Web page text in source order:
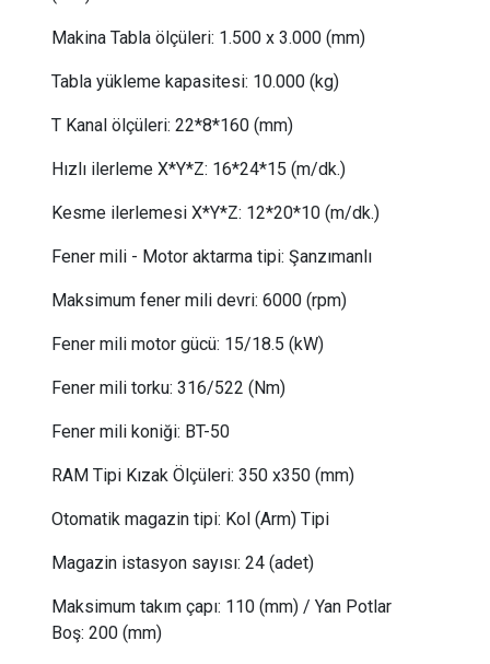
Makina Tabla ölçüleri: 1.500 x 3.000 (mm)
Tabla yükleme kapasitesi: 10.000 (kg)
T Kanal ölçüleri: 22*8*160 (mm)
Hızlı ilerleme X*Y*Z: 16*24*15 (m/dk.)
Kesme ilerlemesi X*Y*Z: 12*20*10 (m/dk.)
Fener mili - Motor aktarma tipi: Şanzımanlı
Maksimum fener mili devri: 6000 (rpm)
Fener mili motor gücü: 15/18.5 (kW)
Fener mili torku: 316/522 (Nm)
Fener mili koniği: BT-50
RAM Tipi Kızak Ölçüleri: 350 x350 (mm)
Otomatik magazin tipi: Kol (Arm) Tipi
Magazin istasyon sayısı: 24 (adet)
Maksimum takım çapı: 110 (mm) / Yan Potlar
Boş: 200 (mm)